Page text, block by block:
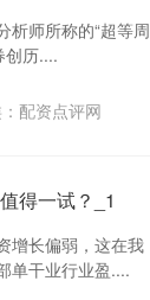
析师所称的“超等周
创历....
配资点评网
得一试？_1
增长偏弱，这在我
单干业行业盈....